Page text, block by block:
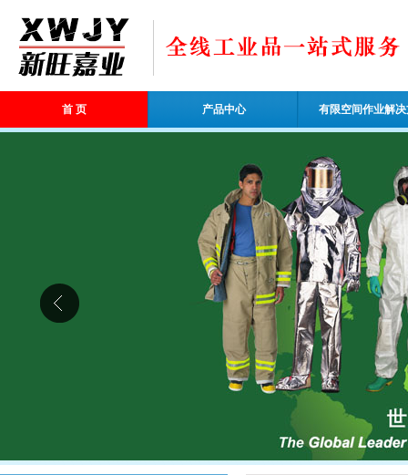
首 页 产品中心 有限空间作业解